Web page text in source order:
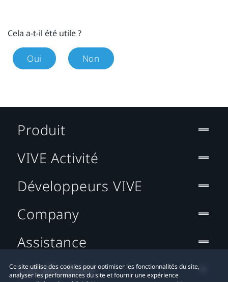
Cela a-t-il été utile ?
Oui Non
Ce site utilise des cookies pour optimiser les fonctionnalités du site,
analyser les performances du site et fournir une expérience
Produit
VIVE Activité
Développeurs VIVE
Company
Assistance
Localisation